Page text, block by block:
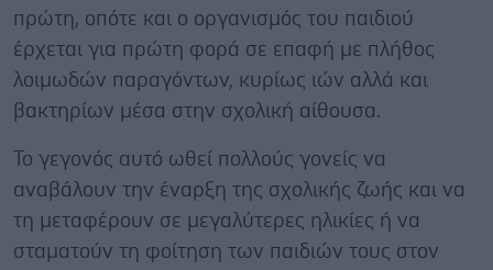
πρώτη, οπότε και ο οργανισμός του παιδιού
έρχεται για πρώτη φορά σε επαφή με πλήθος
λοιμωδών παραγόντων, κυρίως ιών αλλά και
βακτηρίων μέσα στην σχολική αίθουσα.
Το γεγονός αυτό ωθεί πολλούς γονείς να
αναβάλουν την έναρξη της σχολικής ζωής και να
τη μεταφέρουν σε μεγαλύτερες ηλικίες ή να
σταματούν τη φοίτηση των παιδιών τους στον